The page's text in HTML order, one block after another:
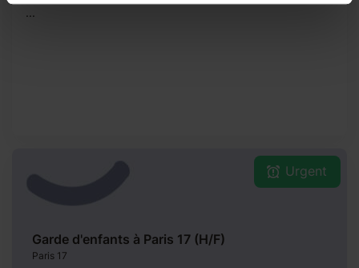
...
Garde d'enfants à Paris 17 (H/F)
Paris 17
Urgent